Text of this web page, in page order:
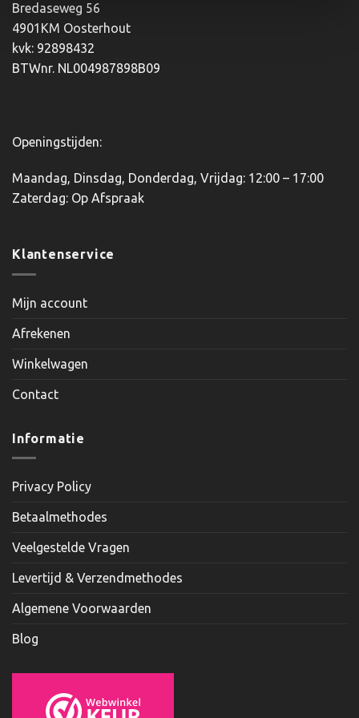
Bredaseweg 56
4901KM Oosterhout
kvk: 92898432
BTWnr. NL004987898B09
Openingstijden:
Maandag, Dinsdag, Donderdag, Vrijdag: 12:00 – 17:00
Zaterdag: Op Afspraak
Klantenservice
Mijn account
Afrekenen
Winkelwagen
Contact
Informatie
Privacy Policy
Betaalmethodes
Veelgestelde Vragen
Levertijd & Verzendmethodes
Algemene Voorwaarden
Blog